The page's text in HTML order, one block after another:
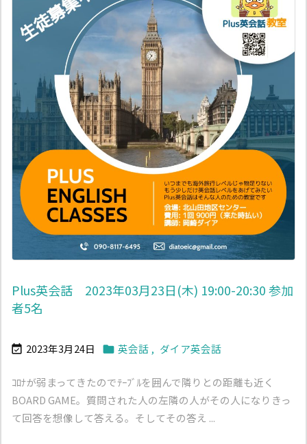
Plus英会話 2023年03月23日(木) 19:00-20:30 参加
者5名
 2023年3月24日  英会話 , ダイア英会話
ｺﾛﾅが弱まってきたのでﾃｰﾌﾞﾙを囲んで隣りとの距離も近く
BOARD GAME。質問された人の左隣の人がその人になりきっ
て回答を想像して答える。そしてその答え ...